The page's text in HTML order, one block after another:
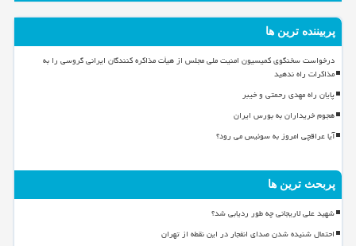
پربیننده ترین ها
درخواست سخنگوی کمیسیون امنیت ملی مجلس از هیأت مذاکره کنندگان ایرانی گروسی را به
مذاکرات راه ندهید
پایان راه مهدی رحمتی و خیبر
هجوم خریداران به بورس ایران
آیا عراقچی امروز به سوئیس می رود؟
پربحث ترین ها
شهید علی لاریجانی چه طور ردیابی شد؟
احتمال شنیده شدن صدای انفجار در این نقطه از تهران